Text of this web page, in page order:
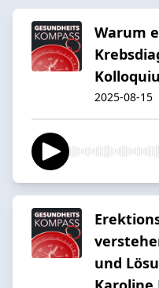
Warum
2025-08-15
und